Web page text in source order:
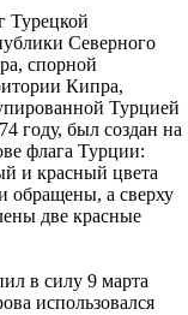
Турецкой
Северного
спорной
Кипра,
Турцией
году, был создан на
флага Турции:
и красный цвета
обращены, а сверху
две красные
в силу 9 марта
использовался